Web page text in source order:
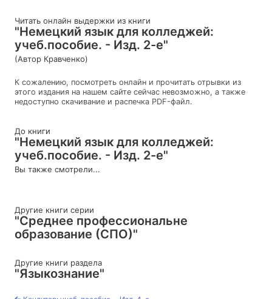
Читать онлайн выдержки из книги
"Немецкий язык для колледжей:
учеб.пособие. - Изд. 2-е"
(Автор Кравченко)
К сожалению, посмотреть онлайн и прочитать отрывки из
этого издания на нашем сайте сейчас невозможно, а также
недоступно скачивание и распечка PDF-файл.
До книги
"Немецкий язык для колледжей:
учеб.пособие. - Изд. 2-е"
Вы также смотрели...
Другие книги серии
"Среднее профессиональне
образование (СПО)"
Другие книги раздела
"Языкознание"